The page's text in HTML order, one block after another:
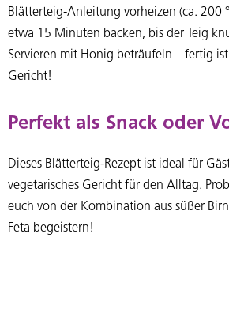
Blätterteig-Anleitung vorheizen (ca. 200
etwa 15 Minuten backen, bis der Teig
Servieren mit Honig beträufeln – fertig
Gericht!
Perfekt als Snack oder
Dieses Blätterteig-Rezept ist ideal für
vegetarisches Gericht für den Alltag.
euch von der Kombination aus süßer
Feta begeistern!